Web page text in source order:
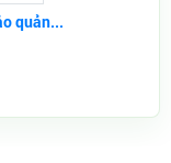
quản...